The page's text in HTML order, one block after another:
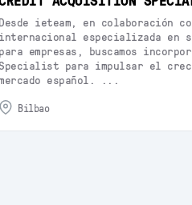
Desde ieteam, en colaboración
internacional especializada en
para empresas, buscamos
para impulsar el
español. ...
bilbao